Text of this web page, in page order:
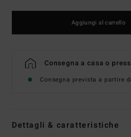
Aggiungi al carrello
Consegna a casa o
Consegna prevista a partire
Dettagli & caratteristiche